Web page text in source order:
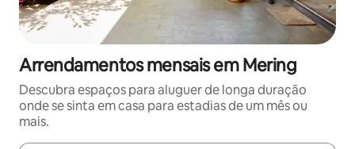
Arrendamentos mensais em Mering
Descubra espaços para aluguer de longa duração
onde se sinta em casa para estadias de um mês ou
mais.